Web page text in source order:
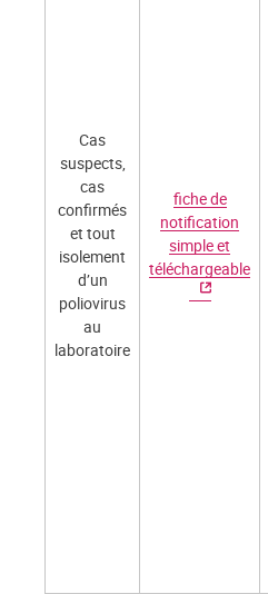
Cas
suspects,
cas
confirmés
et tout
isolement
d’un
poliovirus
au
laboratoire
fiche de
notification
simple et
téléchargeable